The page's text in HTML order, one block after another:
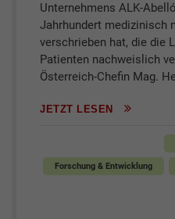
Unternehmens ALK-
Jahrhundert medizinisch
verschrieben hat, die die
Patienten nachweislich
Österreich-Chefin Mag.
JETZT LESEN
Forschung & Entwicklung